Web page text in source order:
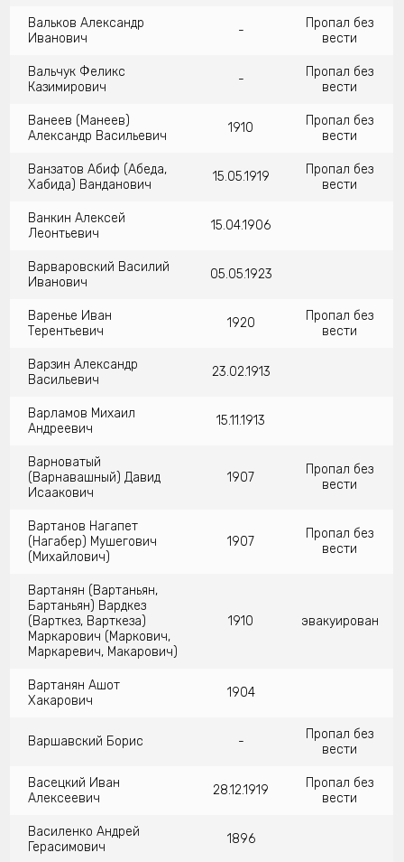
Вальков Александр
Иванович
-
Пропал без
вести
Вальчук Феликс
Казимирович
-
Пропал без
вести
Ванеев (Манеев)
Александр Васильевич
1910
Пропал без
вести
Ванзатов Абиф (Абеда,
Хабида) Ванданович
15.05.1919
Пропал без
вести
Ванкин Алексей
Леонтьевич
15.04.1906
Варваровский Василий
Иванович
05.05.1923
Варенье Иван
Терентьевич
1920
Пропал без
вести
Варзин Александр
Васильевич
23.02.1913
Варламов Михаил
Андреевич
15.11.1913
Варноватый
(Варнавашный) Давид
Исаакович
1907
Пропал без
вести
Вартанов Нагапет
(Нагабер) Мушегович
(Михайлович)
1907
Пропал без
вести
Вартанян (Вартаньян,
Бартаньян) Вардкез
(Варткез, Варткеза)
Маркарович (Маркович,
Маркаревич, Макарович)
1910 эвакуирован
Вартанян Ашот
Хакарович
1904
Варшавский Борис -
Пропал без
вести
Васецкий Иван
Алексеевич
28.12.1919
Пропал без
вести
Василенко Андрей
Герасимович
1896